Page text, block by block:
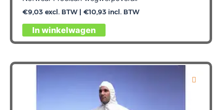
€9,03excl. BTW | €10,93incl. BTW
In winkelwagen
Dit
product
meerdere
Deze
optie
kan